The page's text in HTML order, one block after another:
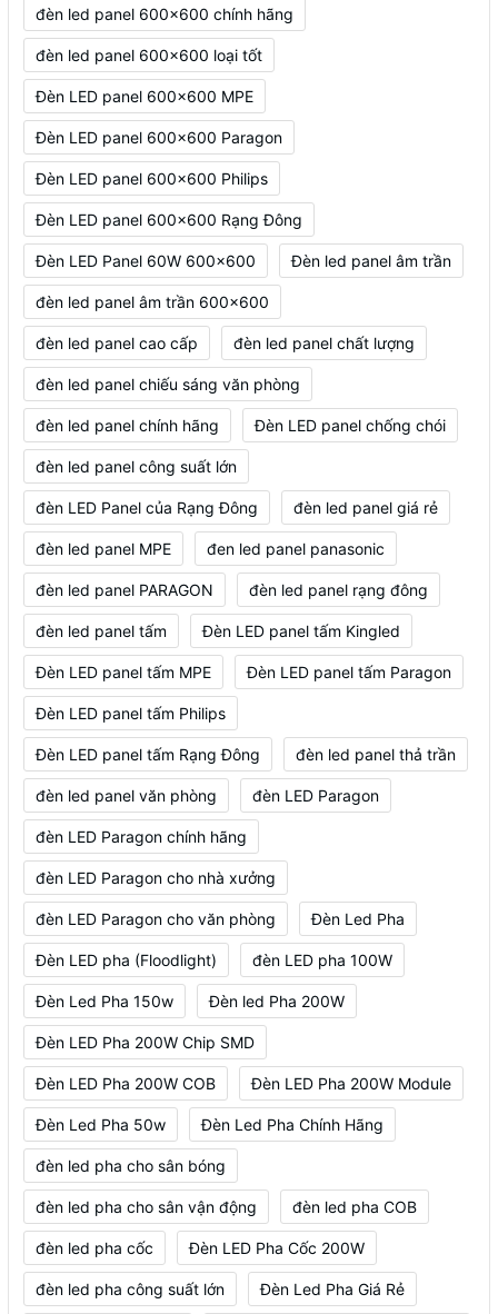
đèn led panel 600x600 chính hãng
đèn led panel 600x600 loại tốt
Đèn LED panel 600x600 MPE
Đèn LED panel 600x600 Paragon
Đèn LED panel 600x600 Philips
Đèn LED panel 600x600 Rạng Đông
Đèn LED Panel 60W 600x600 Đèn led panel âm trần
đèn led panel âm trần 600x600
đèn led panel cao cấp đèn led panel chất lượng
đèn led panel chiếu sáng văn phòng
đèn led panel chính hãng Đèn LED panel chống chói
đèn led panel công suất lớn
đèn LED Panel của Rạng Đông đèn led panel giá rẻ
đèn led panel MPE đen led panel panasonic
đèn led panel PARAGON đèn led panel rạng đông
đèn led panel tấm Đèn LED panel tấm Kingled
Đèn LED panel tấm MPE Đèn LED panel tấm Paragon
Đèn LED panel tấm Philips
Đèn LED panel tấm Rạng Đông đèn led panel thả trần
đèn led panel văn phòng đèn LED Paragon
đèn LED Paragon chính hãng
đèn LED Paragon cho nhà xưởng
đèn LED Paragon cho văn phòng Đèn Led Pha
Đèn LED pha (Floodlight) đèn LED pha 100W
Đèn Led Pha 150w Đèn led Pha 200W
Đèn LED Pha 200W Chip SMD
Đèn LED Pha 200W COB Đèn LED Pha 200W Module
Đèn Led Pha 50w Đèn Led Pha Chính Hãng
đèn led pha cho sân bóng
đèn led pha cho sân vận động đèn led pha COB
đèn led pha cốc Đèn LED Pha Cốc 200W
đèn led pha công suất lớn Đèn Led Pha Giá Rẻ